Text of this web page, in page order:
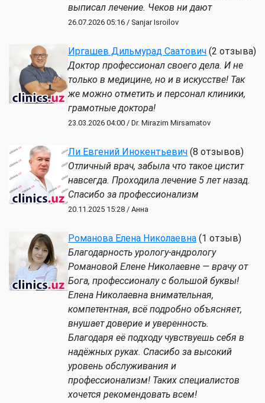
выписал лечение. Чеков ни дают
26.07.2026 05:16 / Sanjar Isroilov
Иргашев Дильмурад Саатович (2 отзыва)
Доктор профессионал своего дела. И не
только в медицине, но и в искусстве! Так
же можно отметить и персонал клиники,
грамотные доктора!
23.03.2026 04:00 / Dr. Mirazim Mirsamatov
Ли Евгений Инокентьевич (8 отзывов)
Отличный врач, забыла что такое цистит
навсегда. Проходила лечение 5 лет назад.
Спасибо за профессионализм
20.11.2025 15:28 / Анна
Романова Елена Николаевна (1 отзыв)
Благодарность урологу-андрологу
Романовой Елене Николаевне — врачу от
Бога, профессионалу с большой буквы!
Елена Николаевна внимательная,
компетентная, всё подробно объясняет,
внушает доверие и уверенность.
Благодаря её подходу чувствуешь себя в
надёжных руках. Спасибо за высокий
уровень обслуживания и
профессионализм! Таких специалистов
хочется рекомендовать всем!